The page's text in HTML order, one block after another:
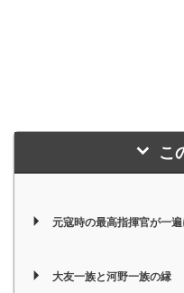
こ
元寇時の最高指揮官が一
大友一族と河野一族の縁